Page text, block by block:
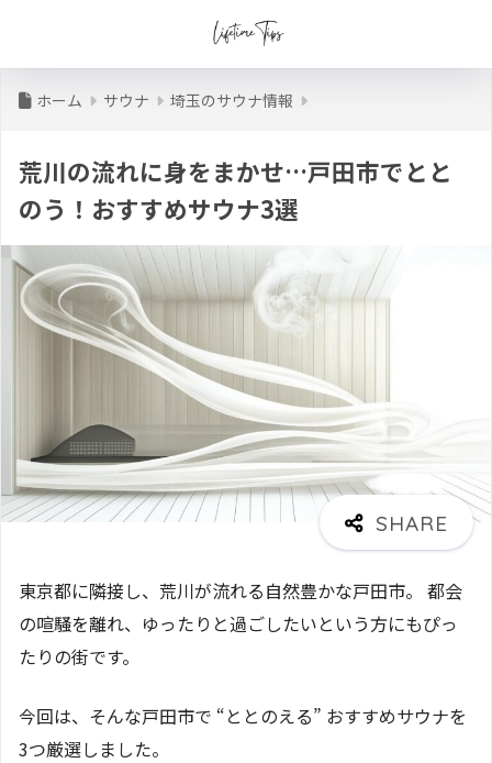
ホーム サウナ 埼玉のサウナ情報
荒川の流れに身をまかせ…戸田市でとと
のう！おすすめサウナ3選
東京都に隣接し、荒川が流れる自然豊かな戸田市。 都会
の喧騒を離れ、ゆったりと過ごしたいという方にもぴっ
たりの街です。
今回は、そんな戸田市で “ととのえる” おすすめサウナを
3つ厳選しました。